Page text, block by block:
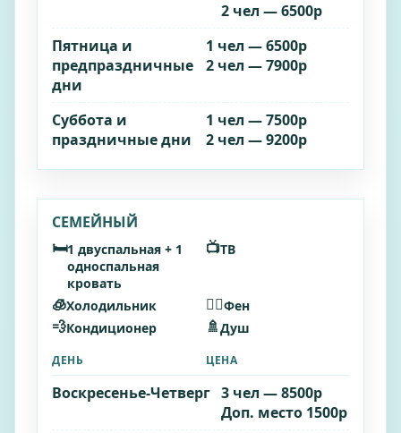
2 чел — 6500р
Пятница и
предпраздничные
дни
1 чел — 6500р
2 чел — 7900р
Суббота и
праздничные дни
1 чел — 7500р
2 чел — 9200р
СЕМЕЙНЫЙ
🛏️1 двуспальная + 1
односпальная
кровать
📺ТВ
🧊Холодильник 🧖‍♂️Фен
💨Кондиционер 🚿Душ
ДЕНЬ ЦЕНА
Воскресенье‑Четверг 3 чел — 8500р
Доп. место 1500р